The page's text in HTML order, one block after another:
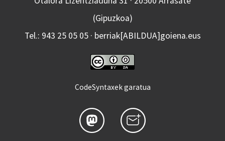
(Gipuzkoa)
Tel.: 943 25 05 05 · berriak[ABILDUA]goiena.eus
CodeSyntaxek garatua